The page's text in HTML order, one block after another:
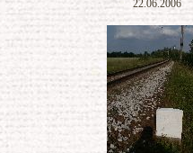
22.06.2006